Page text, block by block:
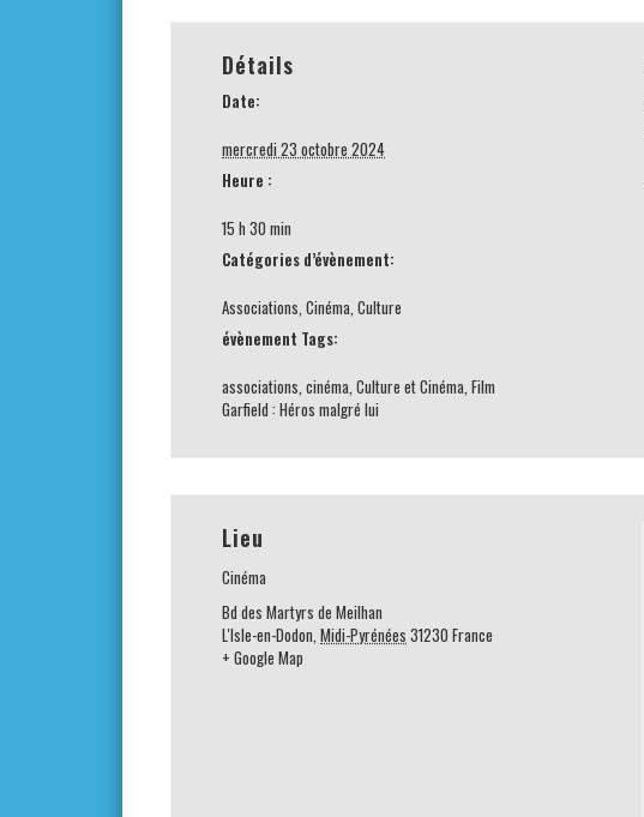
Détails
Date:
mercredi 23 octobre 2024
Heure :
15 h 30 min
Catégories d’évènement:
Associations,Cinéma,Culture
évènement Tags:
associations,cinéma,Culture et Cinéma,Film
Garfield : Héros malgré lui
Lieu
Cinéma
Bd des Martyrs de Meilhan
L'Isle-en-Dodon, Midi-Pyrénées 31230 France
+ Google Map